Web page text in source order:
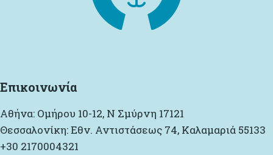
Επικοινωνία
Αθήνα: Ομήρου 10-12, Ν Σμύρνη 17121
Θεσσαλονίκη: Εθν. Αντιστάσεως 74, Καλαμαριά 55133
+30 2170004321